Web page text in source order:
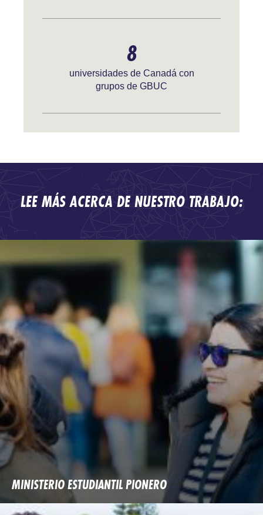
8
universidades de Canadá con
grupos de GBUC
LEE MÁS ACERCA DE NUESTRO TRABAJO:
MINISTERIO ESTUDIANTIL PIONERO